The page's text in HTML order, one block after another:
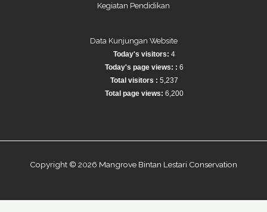
Kegiatan Pendidikan
Data Kunjungan Website
Today's visitors: 4
Today's page views: : 6
Total visitors : 5,237
Total page views: 6,200
Copyright © 2026 Mangrove Bintan Lestari Conservation